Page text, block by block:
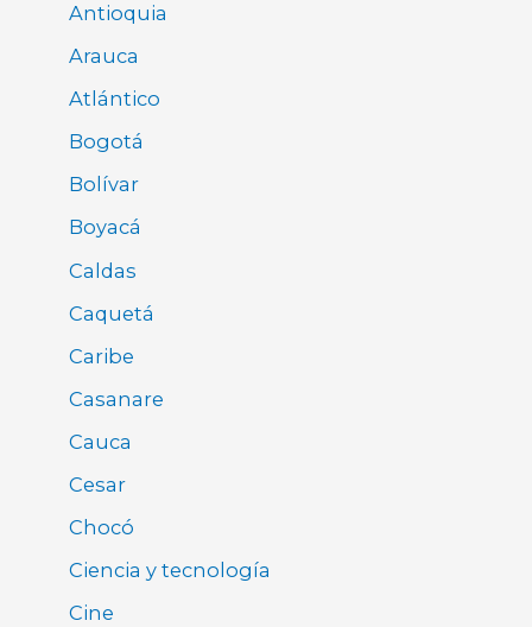
Antioquia
Arauca
Atlántico
Bogotá
Bolívar
Boyacá
Caldas
Caquetá
Caribe
Casanare
Cauca
Cesar
Chocó
Ciencia y tecnología
Cine